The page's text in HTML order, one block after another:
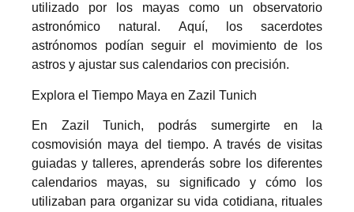
utilizado por los mayas como un observatorio
astronómico natural. Aquí, los sacerdotes
astrónomos podían seguir el movimiento de los
astros y ajustar sus calendarios con precisión.
Explora el Tiempo Maya en Zazil Tunich
En Zazil Tunich, podrás sumergirte en la
cosmovisión maya del tiempo. A través de visitas
guiadas y talleres, aprenderás sobre los diferentes
calendarios mayas, su significado y cómo los
utilizaban para organizar su vida cotidiana, rituales